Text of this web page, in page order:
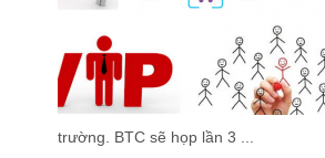
trường. BTC sẽ họp lần 3 ...